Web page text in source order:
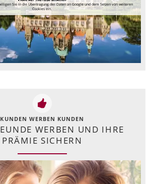
Sie in die Übertragung der Daten an Google und dem Setzen von weiteren
Cookies ein.
KUNDEN WERBEN KUNDEN
WERBEN UND IHRE
PRÄMIE SICHERN